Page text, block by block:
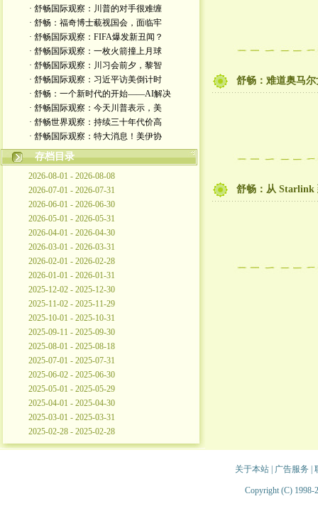
· 舒畅国际观察：川普的对手很难缠
· 舒畅：福奇博士藐视国会，面临牢
· 舒畅国际观察：FIFA爆发新丑闻？
· 舒畅国际观察：一枚火箭撞上月球
· 舒畅国际观察：川习会前夕，黎智
· 舒畅国际观察：习近平访美倒计时
· 舒畅：一个新时代的开始——AI解决
· 舒畅国际观察：今天川普表示，美
· 舒畅世界观察：持续三十年代价高
· 舒畅国际观察：特大消息！美伊协
存档目录
2026-08-01 - 2026-08-08
2026-07-01 - 2026-07-31
2026-06-01 - 2026-06-30
2026-05-01 - 2026-05-31
2026-04-01 - 2026-04-30
2026-03-01 - 2026-03-31
2026-02-01 - 2026-02-28
2026-01-01 - 2026-01-31
2025-12-02 - 2025-12-30
2025-11-02 - 2025-11-29
2025-10-01 - 2025-10-31
2025-09-11 - 2025-09-30
2025-08-01 - 2025-08-18
2025-07-01 - 2025-07-31
2025-06-02 - 2025-06-30
2025-05-01 - 2025-05-29
2025-04-01 - 2025-04-30
2025-03-01 - 2025-03-31
2025-02-28 - 2025-02-28
舒畅：难道奥马
舒畅：从
关于本站| 广告服务
Copyright (C) 1998-